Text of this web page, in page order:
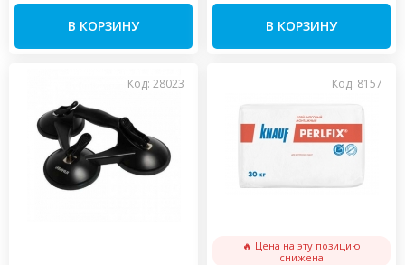
В КОРЗИНУ В КОРЗИНУ
Код: 28023 Код: 8157
🔥 Цена на эту позицию
снижена